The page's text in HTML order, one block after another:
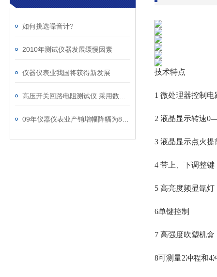
如何挑选噪音计?
2010年测试仪器发展缓慢因素
仪器仪表业我国将获得新发展 技术特点
1 微处理器控制电
2 液晶显示转速
3 液晶显示点火提
4 带上、下调整键
5 高亮度频显氙灯
6单键控制
7 高强度吹塑机盒
8可测量2冲程和4